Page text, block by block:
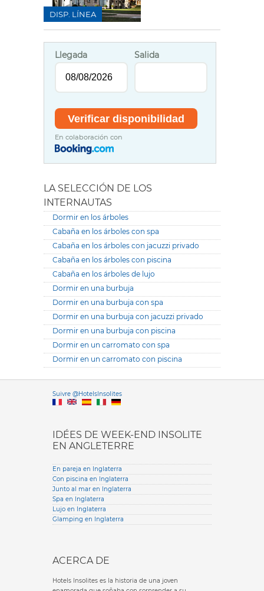
DISP. LÍNEA
Llegada Salida
En colaboración con
LA SELECCIÓN DE LOS
INTERNAUTAS
Dormir en los árboles
Cabaña en los árboles con spa
Cabaña en los árboles con jacuzzi privado
Cabaña en los árboles con piscina
Cabaña en los árboles de lujo
Dormir en una burbuja
Dormir en una burbuja con spa
Dormir en una burbuja con jacuzzi privado
Dormir en una burbuja con piscina
Dormir en un carromato con spa
Dormir en un carromato con piscina
Suivre @HotelsInsolitesVersione
IDÉES DE WEEK-END INSOLITE
EN ANGLETERRE
En pareja en Inglaterra
Con piscina en Inglaterra
Junto al mar en Inglaterra
Spa en Inglaterra
Lujo en Inglaterra
Glamping en Inglaterra
ACERCA DE
Hotels Insolites es la historia de una joven